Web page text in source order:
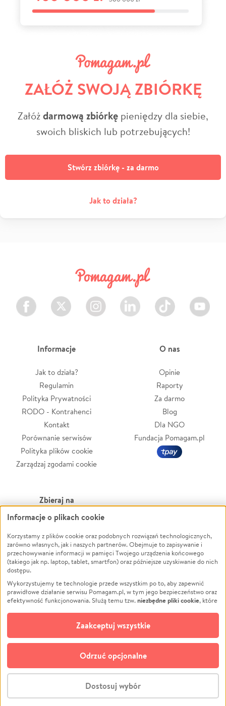
ZAŁÓŻ SWOJĄ ZBIÓRKĘ
Załóżdarmową zbiórkę pieniędzy dla siebie,
swoich bliskich lub potrzebujących!
Stwórz zbiórkę - za darmo
Jak to działa?
Stwórz zbiórkę - za darmo
Facebook Twitter Instagram LinkedIn TikTok Youtube
Informacje
Jak to działa?
Regulamin
Polityka Prywatności
RODO - Kontrahenci
Kontakt
Porównanie serwisów
Polityka plików cookie
Zarządzaj zgodami cookie
O nas
Opinie
Raporty
Za darmo
Blog
Dla NGO
Fundacja Pomagam.pl
Zbieraj na
Leczenie
Zwierzęta
Pożar
Ukraina
Pomoc Finansowa
Projekty
Pogrzeb
Społeczność lokalna
Kultura
Powódź
Wichura
NGO
Edukacja
Podróż
Impreza
Ochrona środowiska
Biznes
© CROWDING SP. Z O.O.
Informacje o plikach cookie
Korzystamy z plików cookie oraz podobnych rozwiązań technologicznych,
zarówno własnych, jak i naszych partnerów. Obejmuje to zapisywanie i
przechowywanie informacji w pamięci Twojego urządzenia końcowego
(takiego jak np. laptop, tablet, smartfon) oraz późniejsze uzyskiwanie do nich
dostępu.
Wykorzystujemy te technologie przede wszystkim po to, aby zapewnić
prawidłowe działanie serwisu Pomagam.pl, w tym jego bezpieczeństwo oraz
efektywność funkcjonowania. Służą temu tzw.niezbędne pliki cookie, które
opcjonalnych plików cookie
technologii do celów analitycznych i retargetingowych. Możesz wyrazić
zgodę na ich stosowanie lub jej odmówić. W dowolnym momencie masz
możliwość zmiany swoich preferencji na stronie „Zarządzaj zgodami cookie”,
do której link znajdziesz w stopce serwisu Pomagam.pl. Opcjonalne pliki
cookie wykorzystywane są w następujących celach:
działanie serwisu Pomagam.pl. Dzięki nim możemy zrozumieć, jak
użytkownicy korzystają z naszego serwisu – skąd trafiają do serwisu, jak
Dostosuj wybór
Odrzuć opcjonalne
Zaakceptuj wszystkie